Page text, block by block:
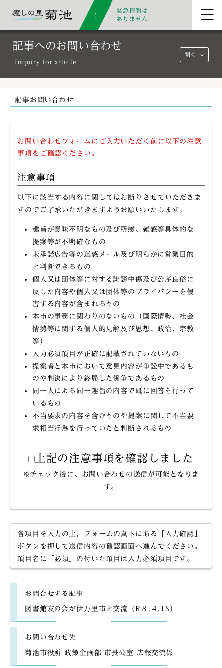
緊急情報は
ありません
記事へのお問い合わせ
Inquiry for article
開く
記事お問い合わせ
お問い合わせフォームにご入力いただく前に以下の注意
事項をご確認ください。
注意事項
以下に該当する内容に関してはお断りさせていただきま
すのでご了承いただきますようお願いいたします。
趣旨が意味不明なもの及び所感、雑感等具体的な
提案等が不明確なもの
未承諾広告等の迷惑メール及び明らかに営業目的
と判断できるもの
個人又は団体等に対する誹謗中傷及び公序良俗に
反した内容や個人又は団体等のプライバシーを侵
害する内容が含まれるもの
本市の事務に関わりのないもの（国際情勢、社会
情勢等に関する個人的見解及び思想、政治、宗教
等）
入力必須項目が正確に記載されていないもの
提案者と本市において意見内容が争訟中であるも
のや判決により終局した係争であるもの
同一人による同一趣旨の内容で既に回答を行って
いるもの
不当要求の内容を含むものや提案に関して不当要
求相当行為を行っていたと判断されるもの
上記の注意事項を確認しました
※チェック後に、お問い合わせの送信が可能となりま
す。
各項目を入力の上，フォームの真下にある「入力確認」
ボタンを押して送信内容の確認画面へ進んでください。
項目名に「必須」の付いた項目は入力必須項目です。
お問合せする記事
図書館友の会が伊万里市と交流（R８.４.18）
お問い合わせ先
菊池市役所 政策企画部 市長公室 広報交流係